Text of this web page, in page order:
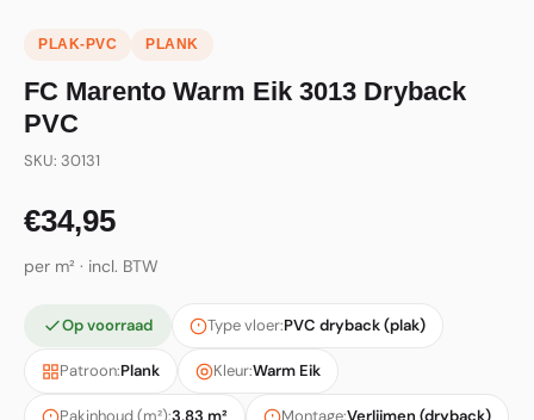
PLAK-PVC PLANK
FC Marento Warm Eik 3013 Dryback
PVC
SKU: 30131
€34,95
per m² · incl. BTW
Op voorraad Type vloer:PVC dryback (plak)
Patroon:Plank Kleur:Warm Eik
Pakinhoud (m²):3,83 m² Montage:Verlijmen (dryback)